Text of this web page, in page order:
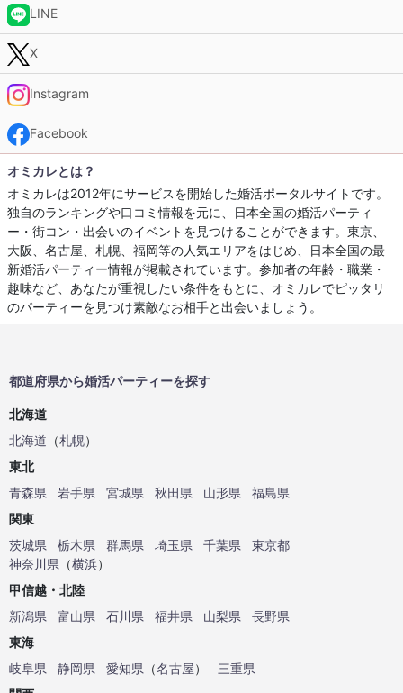
LINE
X
Instagram
Facebook
オミカレとは？
オミカレは2012年にサービスを開始した婚活ポータルサイトです。
独自のランキングや口コミ情報を元に、日本全国の婚活パーティ
ー・街コン・出会いのイベントを見つけることができます。東京、
大阪、名古屋、札幌、福岡等の人気エリアをはじめ、日本全国の最
新婚活パーティー情報が掲載されています。参加者の年齢・職業・
趣味など、あなたが重視したい条件をもとに、オミカレでピッタリ
のパーティーを見つけ素敵なお相手と出会いましょう。
都道府県から婚活パーティーを探す
北海道
北海道 （札幌）
東北
青森県
岩手県 宮城県 秋田県 山形県
福島県
関東
茨城県
栃木県 群馬県 埼玉県 千葉県
東京都
神奈川県 （横浜）
甲信越・北陸
新潟県
富山県 石川県 福井県 山梨県
長野県
東海
岐阜県
静岡県 愛知県 （名古屋）
三重県